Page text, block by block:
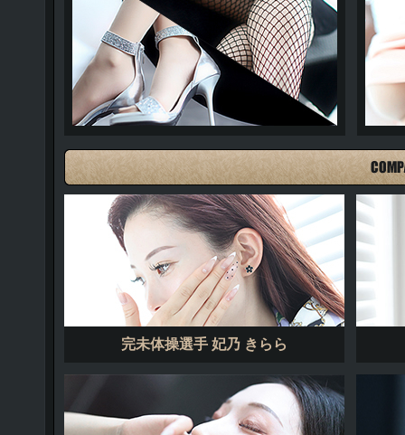
完未体操選手 妃乃 きらら